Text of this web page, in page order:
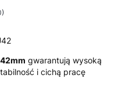
gwarantują wysoką
i cichą pracę